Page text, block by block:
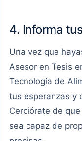
4. Informa
Una vez que
Asesor en Tesis
Tecnología de
tus esperanzas y
Cerciórate de
sea capaz de